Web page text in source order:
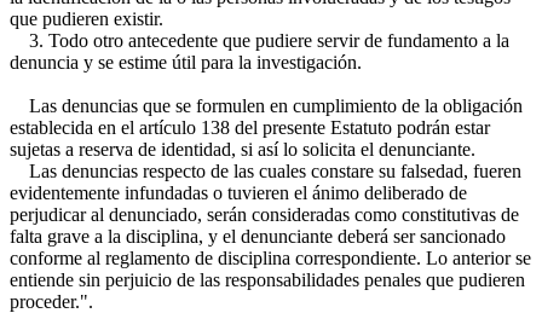
que pudieren existir.
3. Todo otro antecedente que pudiere servir de fundamento a la
denuncia y se estime útil para la investigación.
Las denuncias que se formulen en cumplimiento de la obligación
establecida en el artículo 138 del presente Estatuto podrán estar
sujetas a reserva de identidad, si así lo solicita el denunciante.
Las denuncias respecto de las cuales constare su falsedad, fueren
evidentemente infundadas o tuvieren el ánimo deliberado de
perjudicar al denunciado, serán consideradas como constitutivas de
falta grave a la disciplina, y el denunciante deberá ser sancionado
conforme al reglamento de disciplina correspondiente. Lo anterior se
entiende sin perjuicio de las responsabilidades penales que pudieren
proceder.".